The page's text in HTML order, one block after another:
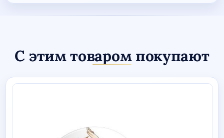
С этим товаром покупают